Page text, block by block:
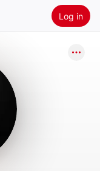
Log in